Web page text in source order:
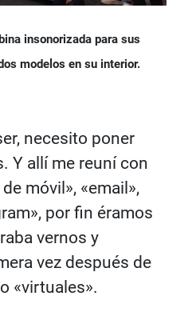
insonorizada para sus
modelos en su interior.
necesito poner
Y allí me reuní con
móvil», «email»,
por fin éramos
vernos y
vez después de
«virtuales».